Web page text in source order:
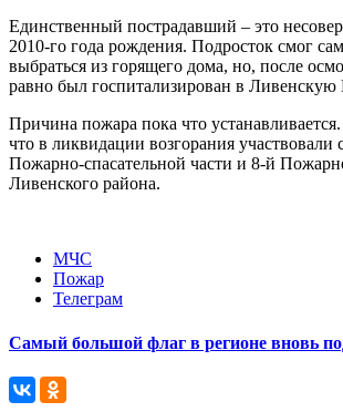
Единственный пострадавший – это
2010-го года рождения. Подросток смог
выбраться из горящего дома, но, после
равно был госпитализирован в
Причина пожара пока что
что в ликвидации возгорания участвовали
Пожарно-спасательной части и 8-й
Ливенского района.
МЧС
Пожар
Телеграм
Самый большой флаг в регионе вновь